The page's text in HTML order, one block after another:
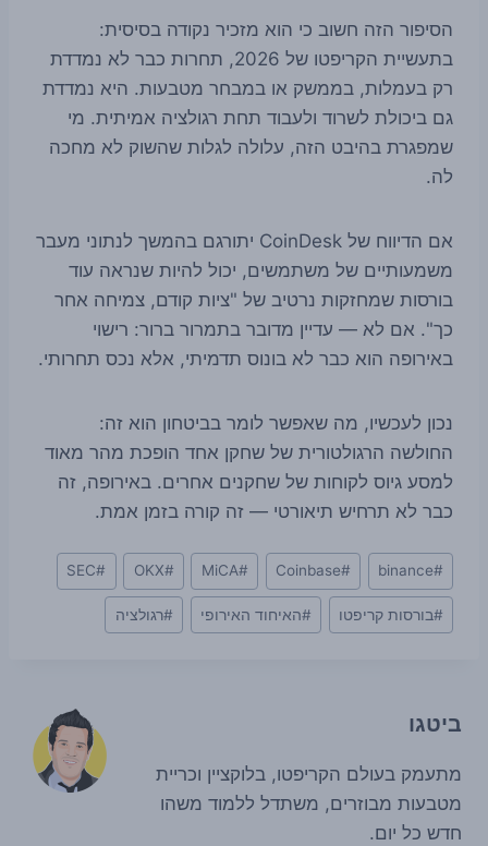
הסיפור הזה חשוב כי הוא מזכיר נקודה בסיסית:
בתעשיית הקריפטו של 2026, תחרות כבר לא נמדדת
רק בעמלות, בממשק או במבחר מטבעות. היא נמדדת
גם ביכולת לשרוד ולעבוד תחת רגולציה אמיתית. מי
שמפגרת בהיבט הזה, עלולה לגלות שהשוק לא מחכה
לה.
אם הדיווח של CoinDesk יתורגם בהמשך לנתוני מעבר
משמעותיים של משתמשים, יכול להיות שנראה עוד
בורסות שמחזקות נרטיב של "ציות קודם, צמיחה אחר
כך". אם לא — עדיין מדובר בתמרור ברור: רישוי
באירופה הוא כבר לא בונוס תדמיתי, אלא נכס תחרותי.
נכון לעכשיו, מה שאפשר לומר בביטחון הוא זה:
החולשה הרגולטורית של שחקן אחד הופכת מהר מאוד
למסע גיוס לקוחות של שחקנים אחרים. באירופה, זה
כבר לא תרחיש תיאורטי — זה קורה בזמן אמת.
Post
Tags:
#
binance
#
Coinbase
#
MiCA
#
OKX
#
SEC
#בורסות קריפטו #האיחוד האירופי #רגולציה
ביטגו
מתעמק בעולם הקריפטו, בלוקציין וכריית
מטבעות מבוזרים, משתדל ללמוד משהו
חדש כל יום.